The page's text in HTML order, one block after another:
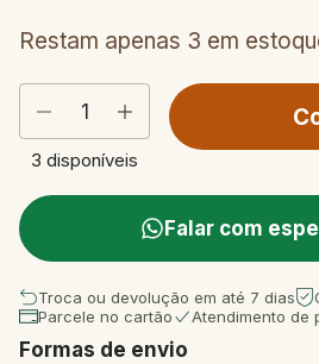
Restam apenas 3 em
3 disponíveis
Falar com
Troca ou devolução em até 7 dias
Parcele no cartão
Atendimento de
Entregas para o CEP:
Formas de envio